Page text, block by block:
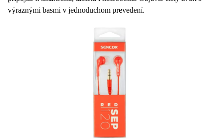
výraznými basmi v jednoduchom prevedení.